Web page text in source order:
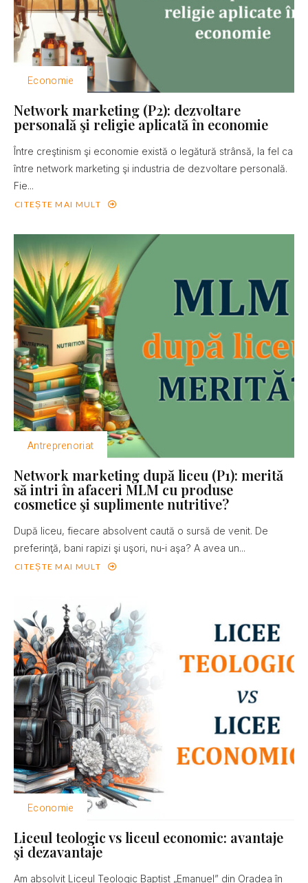
Economie
Network marketing (P2): dezvoltare
personală şi religie aplicată în economie
Între creştinism şi economie există o legătură strânsă, la fel ca
între network marketing şi industria de dezvoltare personală.
Fie...
CITEȘTE MAI MULT
Antreprenoriat
Network marketing după liceu (P1): merită
să intri în afaceri MLM cu produse
cosmetice şi suplimente nutritive?
După liceu, fiecare absolvent caută o sursă de venit. De
preferinţă, bani rapizi şi uşori, nu-i aşa? A avea un...
CITEȘTE MAI MULT
Economie
Liceul teologic vs liceul economic: avantaje
şi dezavantaje
Am absolvit Liceul Teologic Baptist „Emanuel” din Oradea în